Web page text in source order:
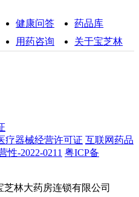
健康问答
药品库
用药咨询 关于宝芝林
疗器械经营许可证 互联网药品
性-2022-0211 粤ICP备
芝林大药房连锁有限公司